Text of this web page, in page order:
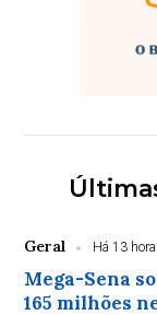
Geral Há 13
Mega-Sena
165 milhões